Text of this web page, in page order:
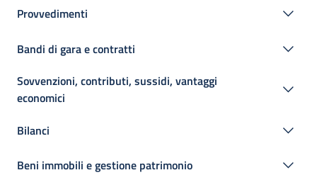
Provvedimenti
Bandi di gara e contratti
Sovvenzioni, contributi, sussidi, vantaggi
economici
Bilanci
Beni immobili e gestione patrimonio